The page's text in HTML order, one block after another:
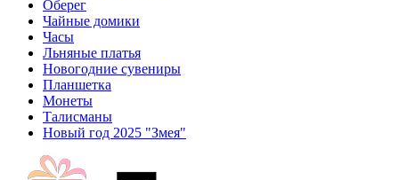
Оберег
Чайные домики
Часы
Льняные платья
Новогодние сувениры
Планшетка
Монеты
Талисманы
Новый год 2025 "Змея"